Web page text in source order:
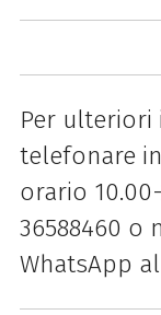
Per ulteriori
telefonare
orario
36588460 o
WhatsApp al